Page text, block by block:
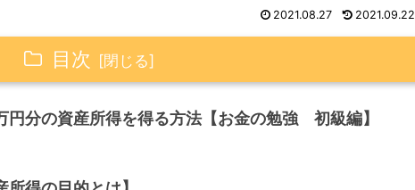
2021.08.27 2021.09.22
目次
分の資産所得を得る方法【お金の勉強 初級編】